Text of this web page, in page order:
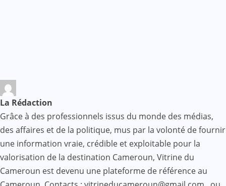
La Rédaction
Grâce à des professionnels issus du monde des médias,
des affaires et de la politique, mus par la volonté de fournir
une information vraie, crédible et exploitable pour la
valorisation de la destination Cameroun, Vitrine du
Cameroun est devenu une plateforme de référence au